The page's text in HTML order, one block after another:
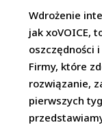
Wdrożenie
jak xoVOICE,
oszczędności
Firmy, które
rozwiązanie,
pierwszych